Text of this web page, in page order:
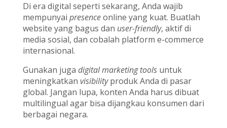
Di era digital seperti sekarang, Anda wajib
mempunyai presenceonline yang kuat. Buatlah
website yang bagus dan user-friendly, aktif di
media sosial, dan cobalah platform e-commerce
internasional.
Gunakan juga digital marketing toolsuntuk
meningkatkan visibilityproduk Anda di pasar
global. Jangan lupa, konten Anda harus dibuat
multilingual agar bisa dijangkau konsumen dari
berbagai negara.